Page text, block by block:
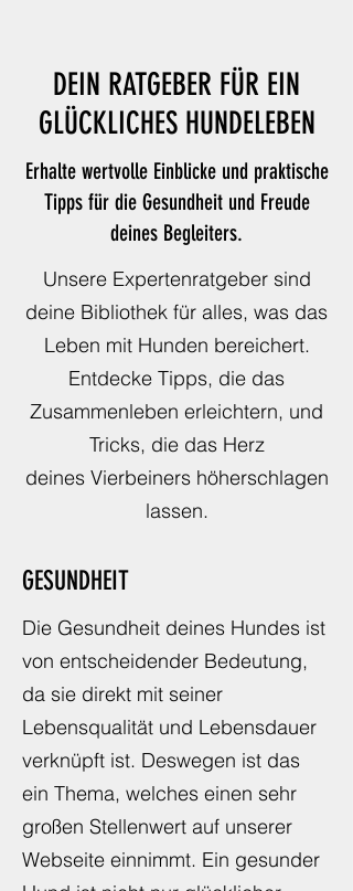
GLÜCKLICHES HUNDELEBEN
Erhalte wertvolle Einblicke und praktische
Tipps für die Gesundheit und Freude
deines Begleiters.
Unsere Expertenratgeber sind
deine Bibliothek für alles, was das
Leben mit Hunden bereichert.
Entdecke Tipps, die das
Zusammenleben erleichtern, und
Tricks, die das Herz
GESUNDHEIT
Die Gesundheit deines Hundes ist
von entscheidender Bedeutung,
da sie direkt mit seiner
Lebensqualität und Lebensdauer
verknüpft ist. Deswegen ist das
ein Thema, welches einen sehr